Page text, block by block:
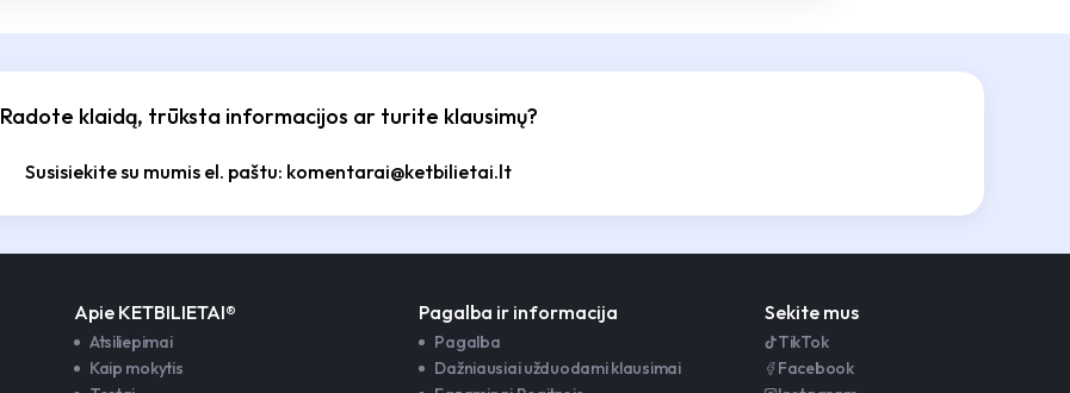
Radote klaidą, trūksta informacijos ar turite klausimų?
Susisiekite su mumis el. paštu: komentarai@ketbilietai.lt
Apie KETBILIETAI®
Atsiliepimai
Kaip mokytis
Pagalba ir informacija
Pagalba
Dažniausiai užduodami klausimai
Sekite mus
TikTok
Facebook